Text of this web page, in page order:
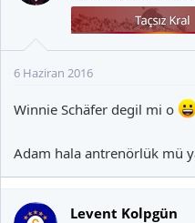
6 Haziran 2016
Winnie Schäfer degil mi o
Adam hala antrenörlük mü
Levent Kolpgün